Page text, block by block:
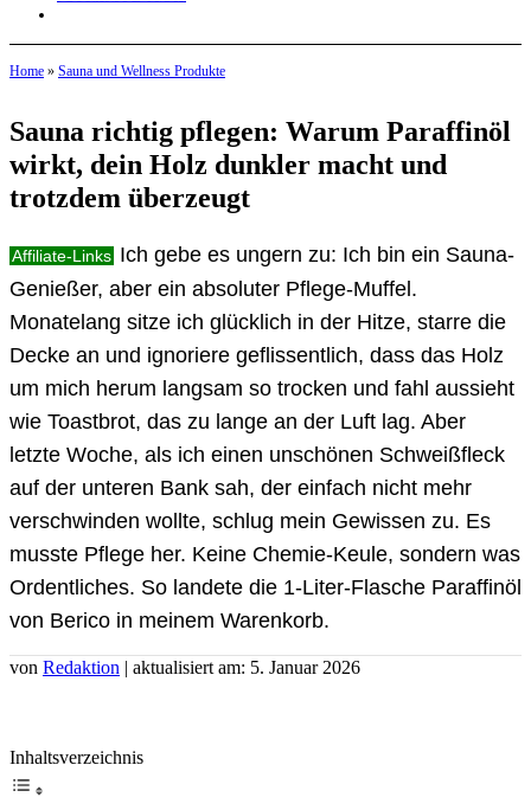
Home » Sauna und Wellness Produkte
Sauna richtig pflegen: Warum Paraffinöl
wirkt, dein Holz dunkler macht und
trotzdem überzeugt
Affiliate-Links Ich gebe es ungern zu: Ich bin ein Sauna-
Genießer, aber ein absoluter Pflege-Muffel.
Monatelang sitze ich glücklich in der Hitze, starre die
Decke an und ignoriere geflissentlich, dass das Holz
um mich herum langsam so trocken und fahl aussieht
wie Toastbrot, das zu lange an der Luft lag. Aber
letzte Woche, als ich einen unschönen Schweißfleck
auf der unteren Bank sah, der einfach nicht mehr
verschwinden wollte, schlug mein Gewissen zu. Es
musste Pflege her. Keine Chemie-Keule, sondern was
Ordentliches. So landete die 1-Liter-Flasche Paraffinöl
von Berico in meinem Warenkorb.
von Redaktion | aktualisiert am: 5. Januar 2026
Inhaltsverzeichnis